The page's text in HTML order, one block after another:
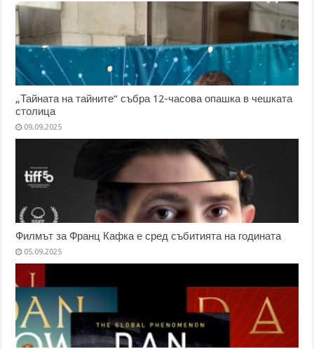
„Тайната на тайните“ събра 12-часова опашка в чешката
столица
09.09.2025
Филмът за Франц Кафка е сред събитията на годината
05.09.2025